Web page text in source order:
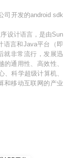
司开发的android sdk
设计语言，是由Sun
语言和Java平台（即
就非常流行，发展迅
通用性、高效性、
科学超级计算机、
和移动互联网的产业